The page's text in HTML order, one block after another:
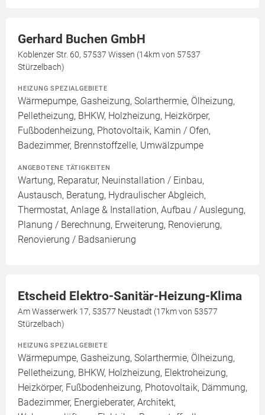
Gerhard Buchen GmbH
Koblenzer Str. 60, 57537 Wissen (14km von 57537
Stürzelbach)
HEIZUNG SPEZIALGEBIETE
Wärmepumpe, Gasheizung, Solarthermie, Ölheizung,
Pelletheizung, BHKW, Holzheizung, Heizkörper,
Fußbodenheizung, Photovoltaik, Kamin / Ofen,
Badezimmer, Brennstoffzelle, Umwälzpumpe
ANGEBOTENE TÄTIGKEITEN
Wartung, Reparatur, Neuinstallation / Einbau,
Austausch, Beratung, Hydraulischer Abgleich,
Thermostat, Anlage & Installation, Aufbau / Auslegung,
Planung / Berechnung, Erweiterung, Renovierung,
Renovierung / Badsanierung
Etscheid Elektro-Sanitär-Heizung-Klima
Am Wasserwerk 17, 53577 Neustadt (17km von 53577
Stürzelbach)
HEIZUNG SPEZIALGEBIETE
Wärmepumpe, Gasheizung, Solarthermie, Ölheizung,
Pelletheizung, BHKW, Holzheizung, Elektroheizung,
Heizkörper, Fußbodenheizung, Photovoltaik, Dämmung,
Badezimmer, Energieberater, Architekt,